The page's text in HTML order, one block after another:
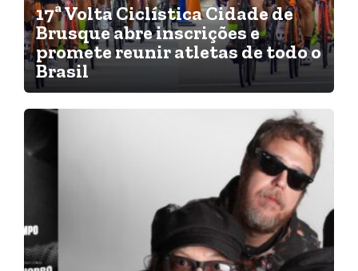
17ª Volta Ciclística Cidade de
Brusque abre inscrições e
promete reunir atletas de todo o
Brasil